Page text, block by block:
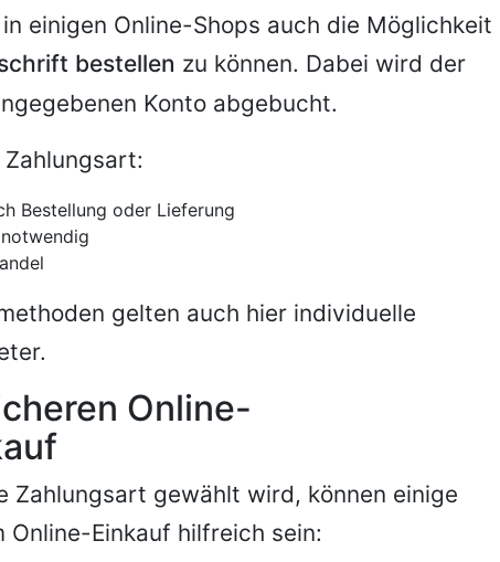
einigen Online-Shops auch die Möglichkeit
bestellen zu können. Dabei wird der
Konto abgebucht.
Bestellung oder Lieferung
gelten auch hier individuelle
Online-
Zahlungsart gewählt wird, können einige
Einkauf hilfreich sein: